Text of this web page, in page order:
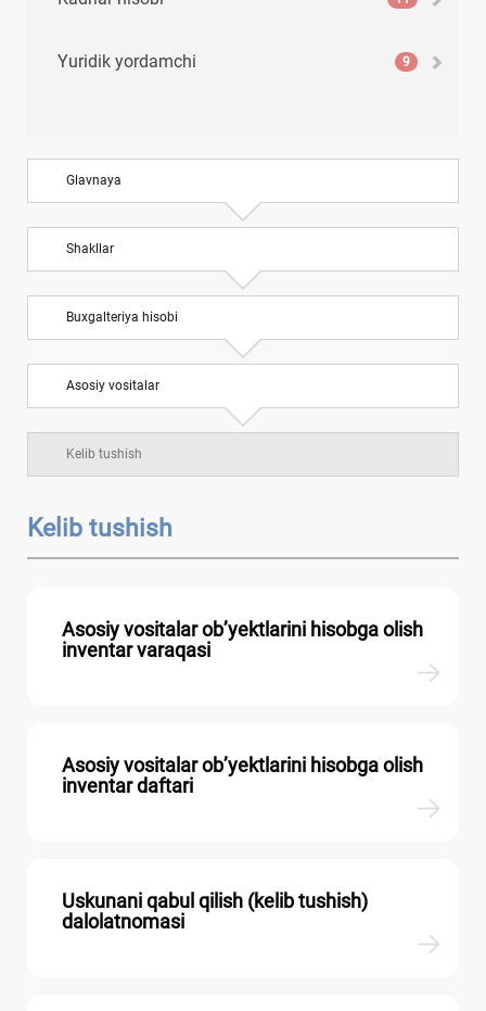
Yuridik yordamchi 9
Glavnaya
Shakllar
Buхgalteriya hisobi
Asosiy vositalar
Kelib tushish
Kelib tushish
Asosiy vositalar ob’yektlarini hisobga olish
inventar varaqasi
Asosiy vositalar ob’yektlarini hisobga olish
inventar daftari
Uskunani qabul qilish (kelib tushish)
dalolatnomasi